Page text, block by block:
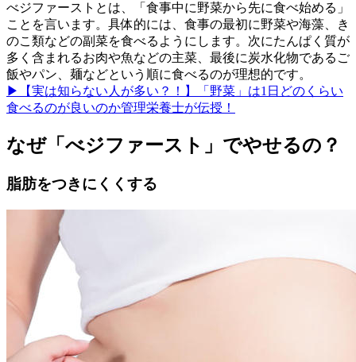
べジファーストとは、「食事中に野菜から先に食べ始める」
ことを言います。具体的には、食事の最初に野菜や海藻、き
のこ類などの副菜を食べるようにします。次にたんぱく質が
多く含まれるお肉や魚などの主菜、最後に炭水化物であるご
飯やパン、麺などという順に食べるのが理想的です。
▶【実は知らない人が多い？！】「野菜」は1日どのくらい
食べるのが良いのか管理栄養士が伝授！
なぜ「べジファースト」でやせるの？
脂肪をつきにくくする